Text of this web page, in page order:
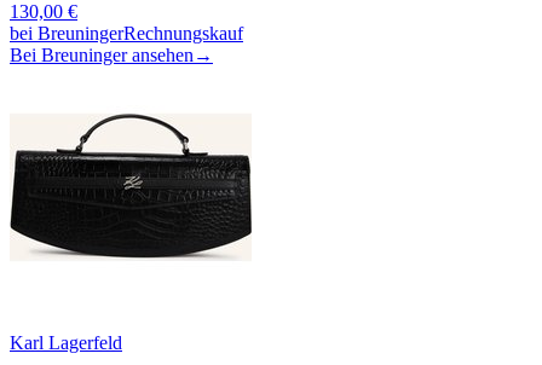
130,00 €
bei BreuningerRechnungskauf
Bei Breuninger ansehen →
Karl Lagerfeld